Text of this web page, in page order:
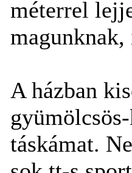
méterrel
A házban
táskámat.